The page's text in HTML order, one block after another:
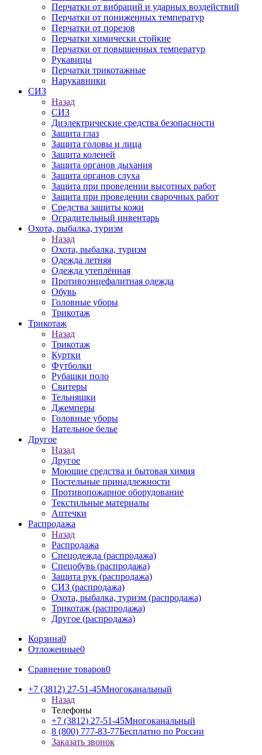
Перчатки от вибраций и ударных воздействий
Перчатки от пониженных температур
Перчатки от порезов
Перчатки химически стойкие
Перчатки от повышенных температур
Рукавицы
Перчатки трикотажные
Нарукавники
СИЗ
Назад
СИЗ
Диэлектрические средства безопасности
Защита глаз
Защита головы и лица
Защита коленей
Защита органов дыхания
Защита органов слуха
Защита при проведении высотных работ
Защита при проведении сварочных работ
Средства защиты кожи
Оградительный инвентарь
Охота, рыбалка, туризм
Назад
Охота, рыбалка, туризм
Одежда летняя
Одежда утеплённая
Противоэнцефалитная одежда
Обувь
Головные уборы
Трикотаж
Трикотаж
Назад
Трикотаж
Куртки
Футболки
Рубашки поло
Свитеры
Тельняшки
Джемперы
Головные уборы
Нательное белье
Другое
Назад
Другое
Моющие средства и бытовая химия
Постельные принадлежности
Противопожарное оборудование
Текстильные материалы
Аптечки
Распродажа
Назад
Распродажа
Спецодежда (распродажа)
Спецобувь (распродажа)
Защита рук (распродажа)
СИЗ (распродажа)
Охота, рыбалка, туризм (распродажа)
Трикотаж (распродажа)
Другое (распродажа)
Корзина0
Отложенные0
Сравнение товаров0
+7 (3812) 27-51-45Многоканальный
Назад
Телефоны
+7 (3812) 27-51-45Многоканальный
8 (800) 777-83-77Бесплатно по России
Заказать звонок